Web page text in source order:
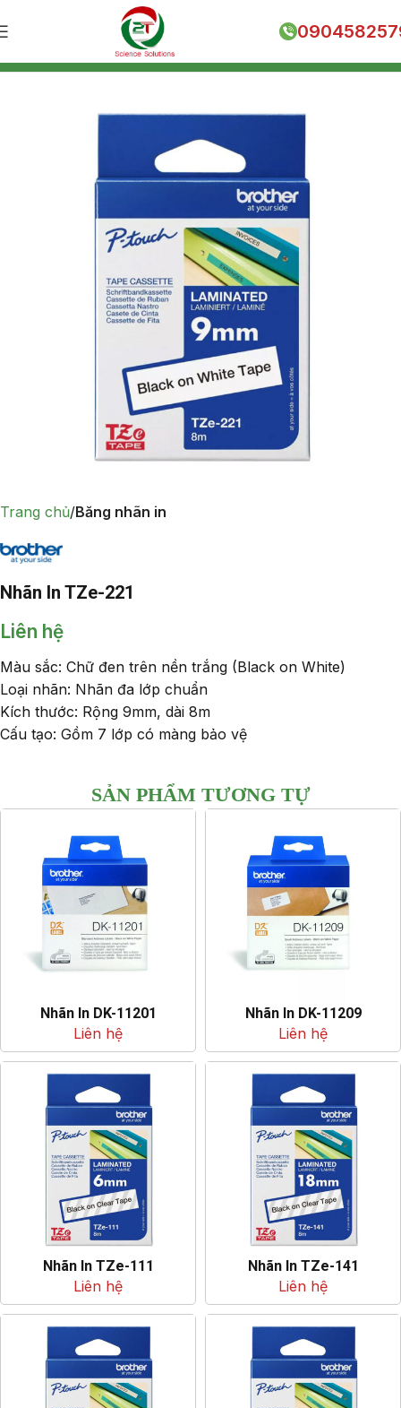
Trang chủ Băng nhãn in
Nhãn In TZe-221
Liên hệ
Màu sắc: Chữ đen trên nền trắng (Black on White)
Loại nhãn: Nhãn đa lớp chuẩn
Kích thước: Rộng 9mm, dài 8m
Cấu tạo: Gồm 7 lớp có màng bảo vệ
SẢN PHẨM TƯƠNG TỰ
Nhãn In DK-11201
Liên hệ
Nhãn In DK-11209
Liên hệ
Nhãn In TZe-111
Liên hệ
Nhãn In TZe-141
Liên hệ